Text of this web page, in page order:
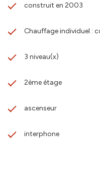
construit en 2003
Chauffage individuel :
3 niveau(x)
2ème étage
ascenseur
interphone